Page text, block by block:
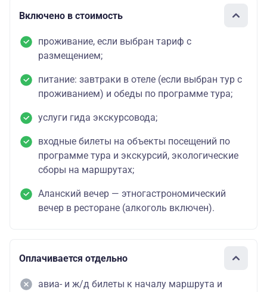
Включено в стоимость
проживание, если выбран тариф с
размещением;
питание: завтраки в отеле (если выбран тур с
проживанием) и обеды по программе тура;
услуги гида экскурсовода;
входные билеты на объекты посещений по
программе тура и экскурсий, экологические
сборы на маршрутах;
Аланский вечер — этногастрономический
вечер в ресторане (алкоголь включен).
Оплачивается отдельно
авиа- и ж/д билеты к началу маршрута и